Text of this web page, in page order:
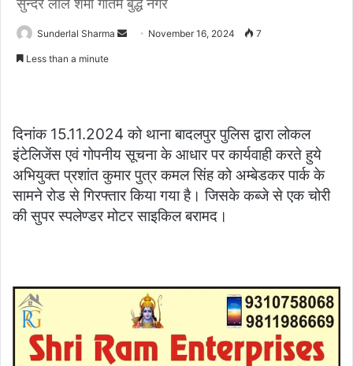
सुन्दर लाल शर्मा गौतम बुद्ध नगर
Sunderlal Sharma
Send November 16, 2024 7
Less than a minute
दिनांक 15.11.2024 को थाना बादलपुर पुलिस द्वारा लोकल
इंटेलिजेंस एवं गोपनीय सूचना के आधार पर कार्यवाही करते हुये
अभियुक्त प्रशांत कुमार पुत्र कमल सिंह को अम्बेडकर पार्क के
सामने रोड से गिरफ्तार किया गया है। जिसके कब्जे से एक चोरी
की सुपर स्पलेण्डर मोटर साइकिल बरामद।